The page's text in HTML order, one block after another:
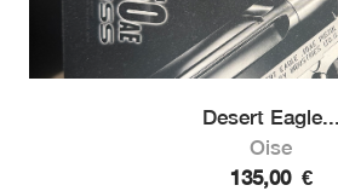
Desert Eagle...
Oise
135,00 €